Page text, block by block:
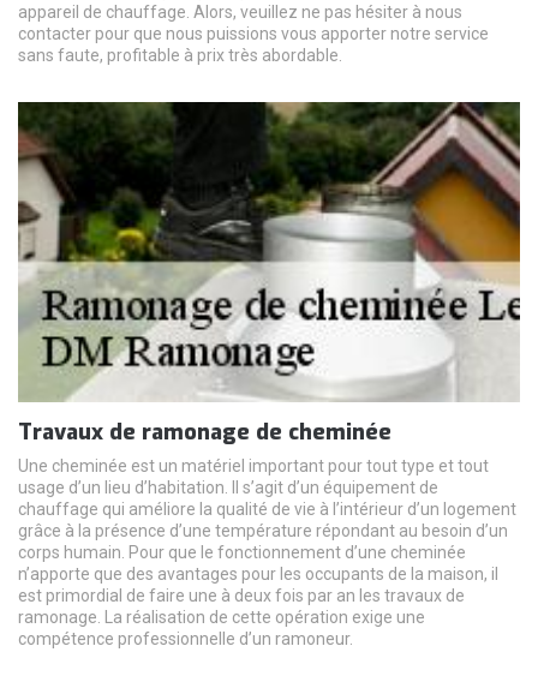
appareil de chauffage. Alors, veuillez ne pas hésiter à nous
contacter pour que nous puissions vous apporter notre service
sans faute, profitable à prix très abordable.
Travaux de ramonage de cheminée
Une cheminée est un matériel important pour tout type et tout
usage d’un lieu d’habitation. Il s’agit d’un équipement de
chauffage qui améliore la qualité de vie à l’intérieur d’un logement
grâce à la présence d’une température répondant au besoin d’un
corps humain. Pour que le fonctionnement d’une cheminée
n’apporte que des avantages pour les occupants de la maison, il
est primordial de faire une à deux fois par an les travaux de
ramonage. La réalisation de cette opération exige une
compétence professionnelle d’un ramoneur.